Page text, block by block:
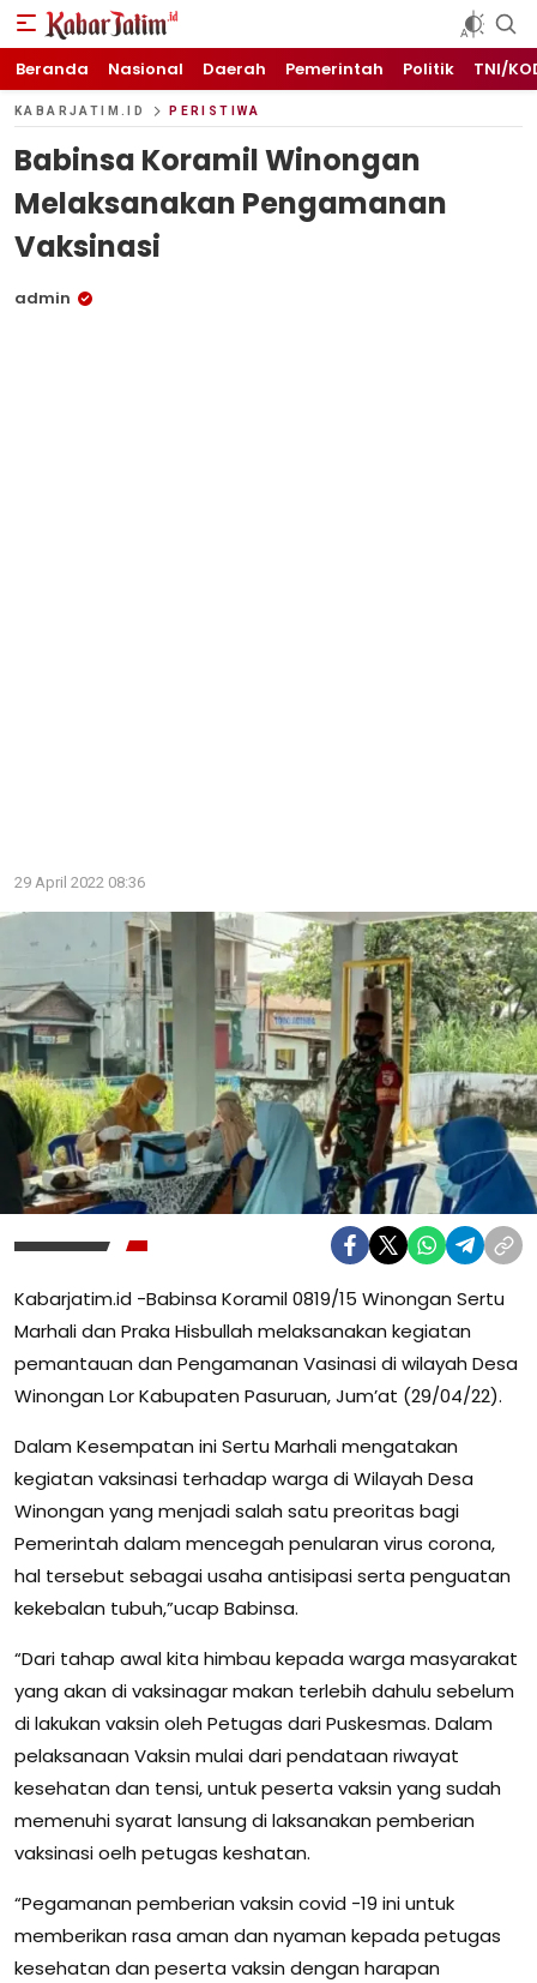
KABARJATIM.id
Kabar Jawa timuran
Beranda Nasional Daerah Pemerintah Politik TNI/
KABARJATIM.ID PERISTIWA
Babinsa Koramil Winongan
Melaksanakan Pengamanan
Vaksinasi
admin
29 April 2022 08:36
Kabarjatim.id -Babinsa Koramil 0819/15 Winongan Sertu
Marhali dan Praka Hisbullah melaksanakan kegiatan
pemantauan dan Pengamanan Vasinasi di wilayah Desa
Winongan Lor Kabupaten Pasuruan, Jum’at (29/04/22).
Dalam Kesempatan ini Sertu Marhali mengatakan
kegiatan vaksinasi terhadap warga di Wilayah Desa
Winongan yang menjadi salah satu preoritas bagi
Pemerintah dalam mencegah penularan virus corona,
hal tersebut sebagai usaha antisipasi serta penguatan
kekebalan tubuh,”ucap Babinsa.
“Dari tahap awal kita himbau kepada warga masyarakat
yang akan di vaksinagar makan terlebih dahulu sebelum
di lakukan vaksin oleh Petugas dari Puskesmas. Dalam
pelaksanaan Vaksin mulai dari pendataan riwayat
kesehatan dan tensi, untuk peserta vaksin yang sudah
memenuhi syarat lansung di laksanakan pemberian
vaksinasi oelh petugas keshatan.
“Pegamanan pemberian vaksin covid -19 ini untuk
memberikan rasa aman dan nyaman kepada petugas
kesehatan dan peserta vaksin dengan harapan